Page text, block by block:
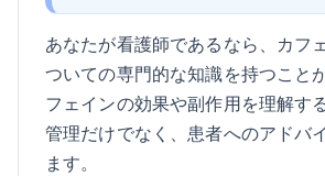
あなたが看護師であるなら、カフ
ついての専門的な知識を持つこと
フェインの効果や副作用を理解す
管理だけでなく、患者へのアドバ
ます。